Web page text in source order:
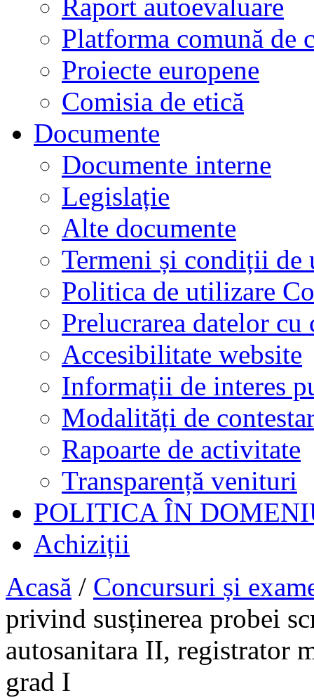
Raport autoevaluare
Platforma comună de
Proiecte europene
Comisia de etică
Documente
Documente interne
Legislație
Alte documente
Termeni și condiții de
Politica de utilizare
Prelucrarea datelor cu
Accesibilitate website
Informații de interes
Modalități de
Rapoarte de activitate
Transparență venituri
POLITICA ÎN
Achiziții
Acasă / Concursuri și
privind susținerea probei
autosanitara II, registrator
grad I